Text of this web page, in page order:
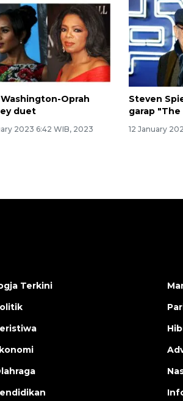
Oprah
duet
2023 6:42 WIB, 2023
Steven
garap "The
12 January
Terkini